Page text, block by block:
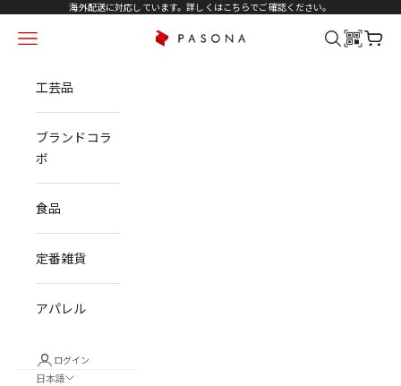
コンテンツへスキップ海外配送に対応しています。詳しくはこちらでご確認ください。
PASONA NATUREVERSE
メニュー 検索 カート
工芸品
ブランドコラ
ボ
食品
定番雑貨
アパレル
ログイン
日本語